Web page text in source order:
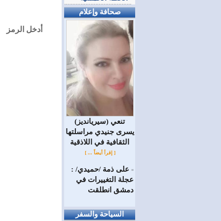
أدخل الرمز
صحافة وإعلام
(سيريانديز) تنعي
يسرى جنيدي مراسلتها
الثقافية في اللاذقية
[ إقرأ أيضاً ... ]
= على ذمة /حميدي/ :
عجلة التغييرات في
دمشق انطلقت
السياحة والسفر